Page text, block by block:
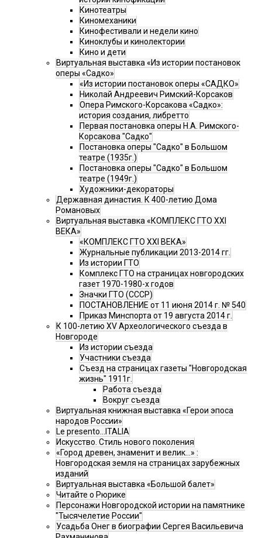
Кинотеатры
Киномеханики
Кинофестивали и недели кино
Киноклубы и кинолектории
Кино и дети
Виртуальная выставка «Из истории постановок
оперы «Садко»
«Из истории постановок оперы «САДКО»
Николай Андреевич Римский-Корсаков
Опера Римского-Корсакова «Садко»:
история создания, либретто
Первая постановка оперы Н.А. Римского-
Корсакова "Садко"
Постановка оперы "Садко" в Большом
театре (1935г.)
Постановка оперы "Садко" в Большом
театре (1949г.)
Художники-декораторы
Державная династия. К 400-летию Дома
Романовых
Виртуальная выставка «КОМПЛЕКС ГТО XXI
ВЕКА»
«КОМПЛЕКС ГТО XXI ВЕКА»
Журнальные публикации 2013-2014 гг.
Из истории ГТО
Комплекс ГТО на страницах новгородских
газет 1970-1980-х годов
Значки ГТО (СССР)
ПОСТАНОВЛЕНИЕ от 11 июня 2014 г. № 540
Приказ Минспорта от 19 августа 2014 г.
К 100-летию XV Археологического съезда в
Новгороде
Из истории съезда
Участники съезда
Cъезд на страницах газеты "Новгородская
жизнь" 1911г.
Работа съезда
Вокруг съезда
Виртуальная книжная выставка «Герои эпоса
народов России»
Le presento...ITALIA
Искусство. Стиль нового поколения
«Город древен, знаменит и велик…» :
Новгородская земля на страницах зарубежных
изданий
Виртуальная выставка «Большой балет»
Читайте о Рюрике
Персонажи Новгородской истории на памятнике
"Тысячелетие России"
Усадьба Онег в биографии Сергея Васильевича